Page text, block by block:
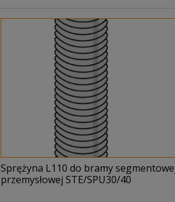
Sprężyna L110 do bramy
przemysłowej STE/SPU30/40